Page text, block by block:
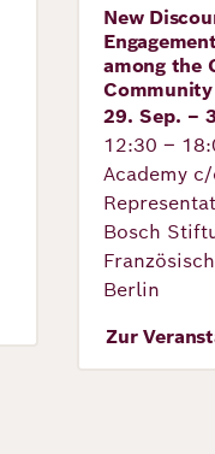
New
among the
Community
29. Sep. –
12:30 –
Academy
Bosch
Berlin
Zur